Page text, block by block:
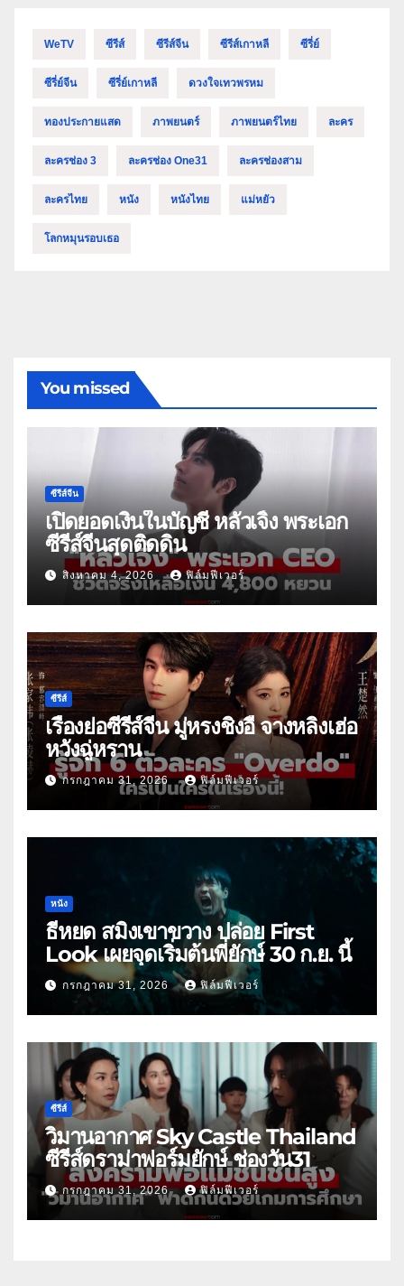
WeTV ซีรีส์ ซีรีส์จีน ซีรีส์เกาหลี ซีรี่ย์
ซีรี่ย์จีน ซีรี่ย์เกาหลี ดวงใจเทวพรหม
ทองประกายแสด ภาพยนตร์ ภาพยนตร์ไทย ละคร
ละครช่อง 3 ละครช่อง One31 ละครช่องสาม
ละครไทย หนัง หนังไทย แม่หยัว
โลกหมุนรอบเธอ
You missed
ซีรีส์จีน
เปิดยอดเงินในบัญชี หลัวเจิ้ง พระเอก
ซีรีส์จีนสุดติดดิน
สิงหาคม 4, 2026 ฟิล์มฟีเวอร์
ซีรีส์
เรื่องย่อซีรีส์จีน มู่หรงชิงอี้ จางหลิงเฮ่อ
หวังฉู่หราน
กรกฎาคม 31, 2026 ฟิล์มฟีเวอร์
หนัง
ธี่หยด สมิงเขาขวาง ปล่อย First
Look เผยจุดเริ่มต้นพี่ยักษ์ 30 ก.ย. นี้
กรกฎาคม 31, 2026 ฟิล์มฟีเวอร์
ซีรีส์
วิมานอากาศ Sky Castle Thailand
ซีรีส์ดราม่าฟอร์มยักษ์ ช่องวัน31
กรกฎาคม 31, 2026 ฟิล์มฟีเวอร์